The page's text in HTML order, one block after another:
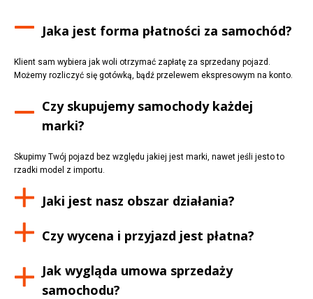
Jaka jest forma płatności za samochód?
Klient sam wybiera jak woli otrzymać zapłatę za sprzedany pojazd.
Możemy rozliczyć się gotówką, bądź przelewem ekspresowym na konto.
Czy skupujemy samochody każdej
marki?
Skupimy Twój pojazd bez względu jakiej jest marki, nawet jeśli jesto to
rzadki model z importu.
Jaki jest nasz obszar działania?
Czy wycena i przyjazd jest płatna?
Jak wygląda umowa sprzedaży
samochodu?